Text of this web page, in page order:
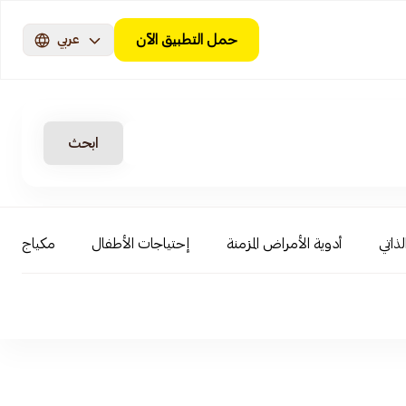
حمل التطبيق الآن عربي
ابحث
أدوية الأمراض المزمنة إحتياجات الأطفال مكياج